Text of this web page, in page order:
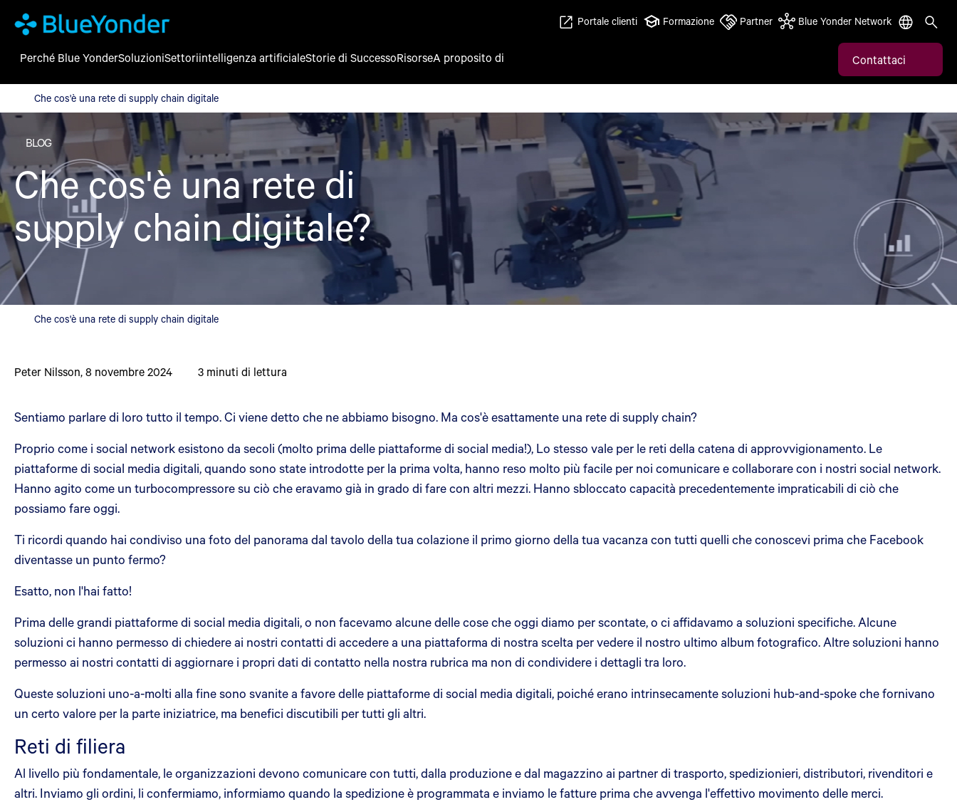
Che cos'è una rete di supply chain digitale
Portale clienti Formazione Partner Blue Yonder Network
Perché Blue YonderSoluzioniSettoriintelligenza artificialeStorie di SuccessoRisorseA proposito di Contattaci
Che cos'è una rete di supply chain digitale
BLOG
Che cos'è una rete di
supply chain digitale?
Che cos'è una rete di supply chain digitale
Peter Nilsson,8 novembre 2024 3 minuti di lettura
Sentiamo parlare di loro tutto il tempo. Ci viene detto che ne abbiamo bisogno. Ma cos'è esattamente una rete di supply chain?
Proprio come i social network esistono da secoli (molto prima delle piattaforme di social media!), Lo stesso vale per le reti della catena di approvvigionamento. Le
piattaforme di social media digitali, quando sono state introdotte per la prima volta, hanno reso molto più facile per noi comunicare e collaborare con i nostri social network.
Hanno agito come un turbocompressore su ciò che eravamo già in grado di fare con altri mezzi. Hanno sbloccato capacità precedentemente impraticabili di ciò che
possiamo fare oggi.
Ti ricordi quando hai condiviso una foto del panorama dal tavolo della tua colazione il primo giorno della tua vacanza con tutti quelli che conoscevi prima che Facebook
diventasse un punto fermo?
Esatto, non l'hai fatto!
Prima delle grandi piattaforme di social media digitali, o non facevamo alcune delle cose che oggi diamo per scontate, o ci affidavamo a soluzioni specifiche. Alcune
soluzioni ci hanno permesso di chiedere ai nostri contatti di accedere a una piattaforma di nostra scelta per vedere il nostro ultimo album fotografico. Altre soluzioni hanno
permesso ai nostri contatti di aggiornare i propri dati di contatto nella nostra rubrica ma non di condividere i dettagli tra loro.
Queste soluzioni uno-a-molti alla fine sono svanite a favore delle piattaforme di social media digitali, poiché erano intrinsecamente soluzioni hub-and-spoke che fornivano
un certo valore per la parte iniziatrice, ma benefici discutibili per tutti gli altri.
Reti di filiera
Al livello più fondamentale, le organizzazioni devono comunicare con tutti, dalla produzione e dal magazzino ai partner di trasporto, spedizionieri, distributori, rivenditori e
altri. Inviamo gli ordini, li confermiamo, informiamo quando la spedizione è programmata e inviamo le fatture prima che avvenga l'effettivo movimento delle merci.